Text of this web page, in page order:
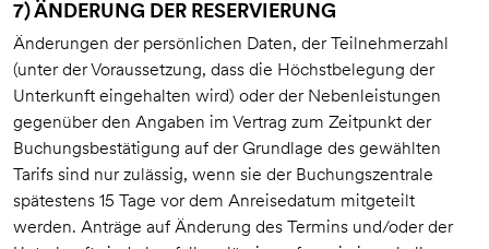
7) ÄNDERUNG DER RESERVIERUNG
Änderungen der persönlichen Daten, der Teilnehmerzahl
(unter der Voraussetzung, dass die Höchstbelegung der
Unterkunft eingehalten wird) oder der Nebenleistungen
gegenüber den Angaben im Vertrag zum Zeitpunkt der
Buchungsbestätigung auf der Grundlage des gewählten
Tarifs sind nur zulässig, wenn sie der Buchungszentrale
spätestens 15 Tage vor dem Anreisedatum mitgeteilt
werden. Anträge auf Änderung des Termins und/oder der